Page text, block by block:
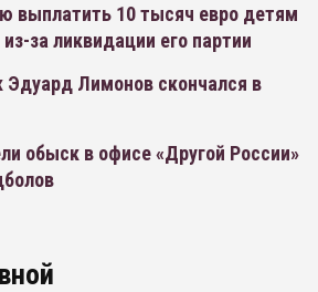
выплатить 10 тысяч евро детям
за ликвидации его партии
Эдуард Лимонов скончался в
обыск в офисе «Другой России»